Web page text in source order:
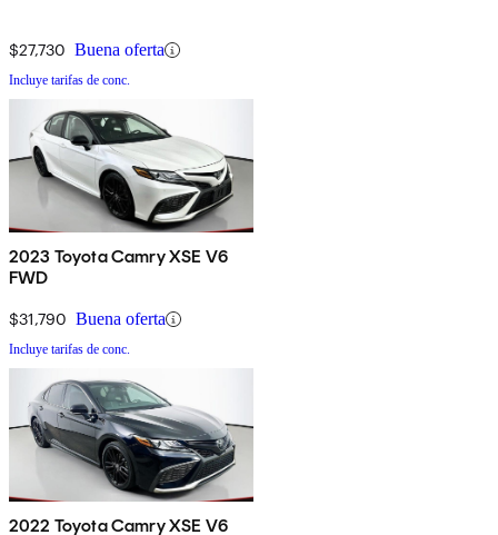
$27,730 Buena oferta
Incluye tarifas de conc.
2023 Toyota Camry XSE V6
FWD
$31,790 Buena oferta
Incluye tarifas de conc.
2022 Toyota Camry XSE V6